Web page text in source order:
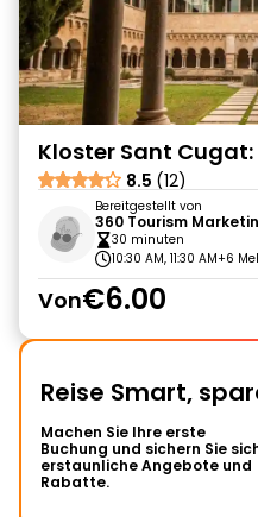
Kloster Sant
8.5 (12)
Bereitgestellt von
360 Tourism
30 minuten
10:30 AM, 11:30 AM+6
Von€6.00
Reise Smart,
Machen Sie Ihre erste
Buchung und sichern Sie
erstaunliche Angebote und
Rabatte.